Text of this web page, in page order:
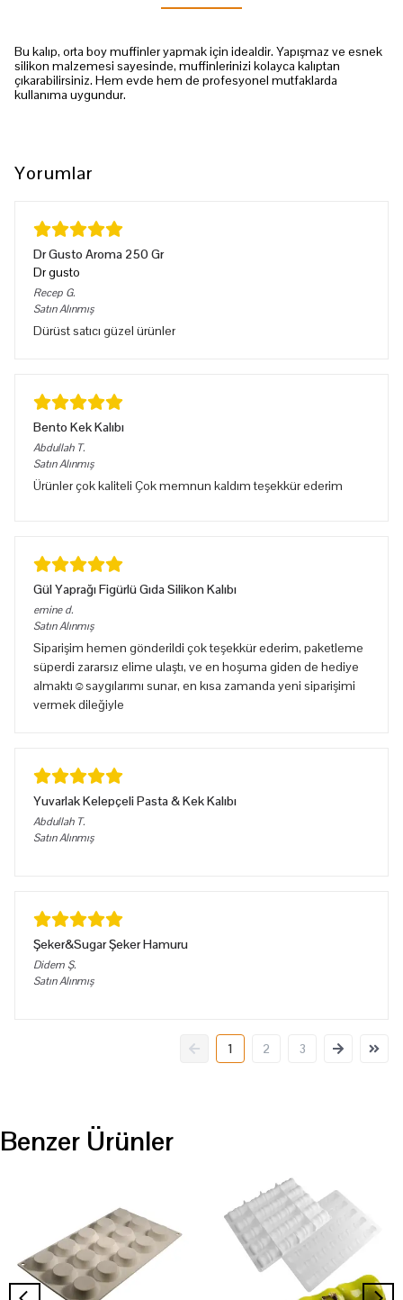
Bu kalıp, orta boy muffinler yapmak için idealdir. Yapışmaz ve esnek
silikon malzemesi sayesinde, muffinlerinizi kolayca kalıptan
çıkarabilirsiniz. Hem evde hem de profesyonel mutfaklarda
kullanıma uygundur.
Yorumlar
Dr Gusto Aroma 250 Gr
Dr gusto
Recep G.
Satın Alınmış
Dürüst satıcı güzel ürünler
Bento Kek Kalıbı
Abdullah T.
Satın Alınmış
Ürünler çok kaliteli Çok memnun kaldım teşekkür ederim
Gül Yaprağı Figürlü Gıda Silikon Kalıbı
emine d.
Satın Alınmış
Siparişim hemen gönderildi çok teşekkür ederim, paketleme
süperdi zararsız elime ulaştı, ve en hoşuma giden de hediye
almaktı☺️saygılarımı sunar, en kısa zamanda yeni siparişimi
vermek dileğiyle
Yuvarlak Kelepçeli Pasta & Kek Kalıbı
Abdullah T.
Satın Alınmış
Şeker&Sugar Şeker Hamuru
Didem Ş.
Satın Alınmış
1 2 3
Benzer Ürünler